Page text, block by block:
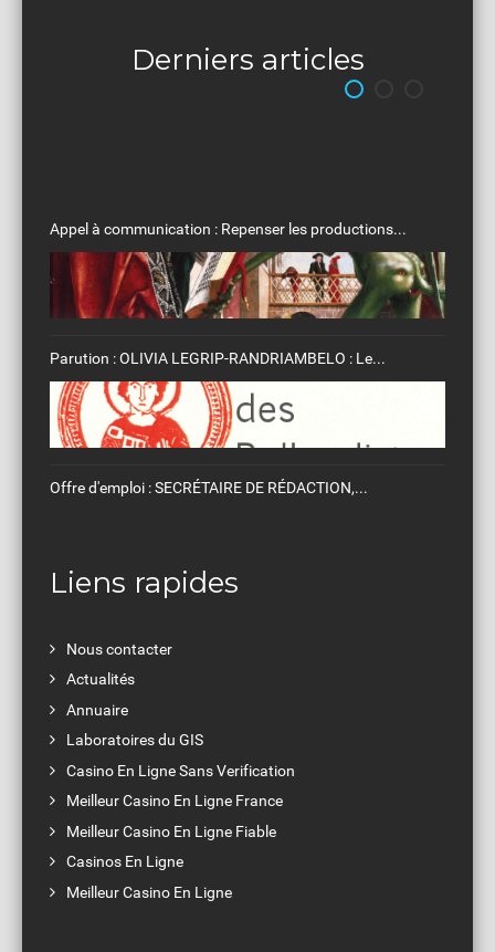
Derniers articles
LES REGISTRES DES CONSISTOIRES DES ÉGLISES...
Liens rapides
Nous contacter
Actualités
Annuaire
Laboratoires du GIS
Casino En Ligne Sans Verification
Meilleur Casino En Ligne France
Meilleur Casino En Ligne Fiable
Casinos En Ligne
Meilleur Casino En Ligne